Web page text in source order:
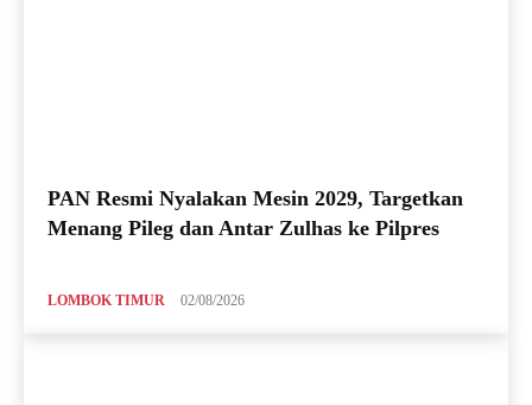
PAN Resmi Nyalakan Mesin 2029, Targetkan
Menang Pileg dan Antar Zulhas ke Pilpres
LOMBOK TIMUR 02/08/2026